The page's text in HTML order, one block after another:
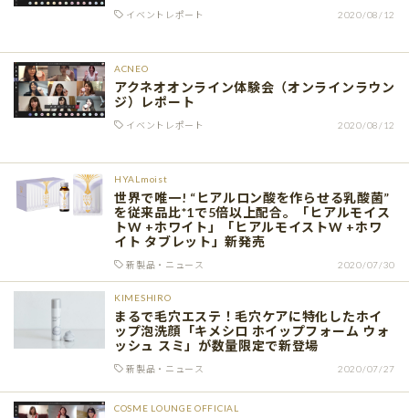
イベントレポート 2020/08/12
ACNEO
アクネオオンライン体験会（オンラインラウン
ジ）レポート
イベントレポート 2020/08/12
HYALmoist
世界で唯一! “ヒアルロン酸を作らせる乳酸菌”
を従来品比*1で5倍以上配合。「ヒアルモイス
トW +ホワイト」「ヒアルモイストW +ホワ
イト タブレット」新発売
新製品・ニュース 2020/07/30
KIMESHIRO
まるで毛穴エステ！毛穴ケアに特化したホイ
ップ泡洗顔「キメシロ ホイップフォーム ウォ
ッシュ スミ」が数量限定で新登場
新製品・ニュース 2020/07/27
COSME LOUNGE OFFICIAL